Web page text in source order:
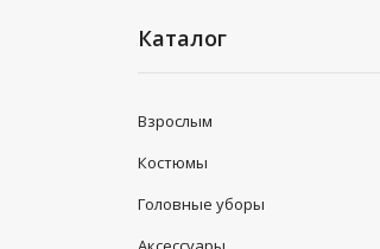
Каталог
Взрослым
Костюмы
Головные уборы